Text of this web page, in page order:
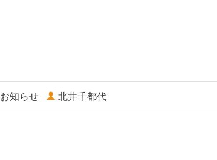
お知らせ 北井千都代